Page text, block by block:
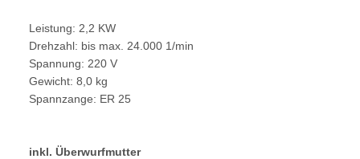
Leistung: 2,2 KW
Drehzahl: bis max. 24.000 1/min
Spannung: 220 V
Gewicht: 8,0 kg
Spannzange: ER 25
inkl. Überwurfmutter